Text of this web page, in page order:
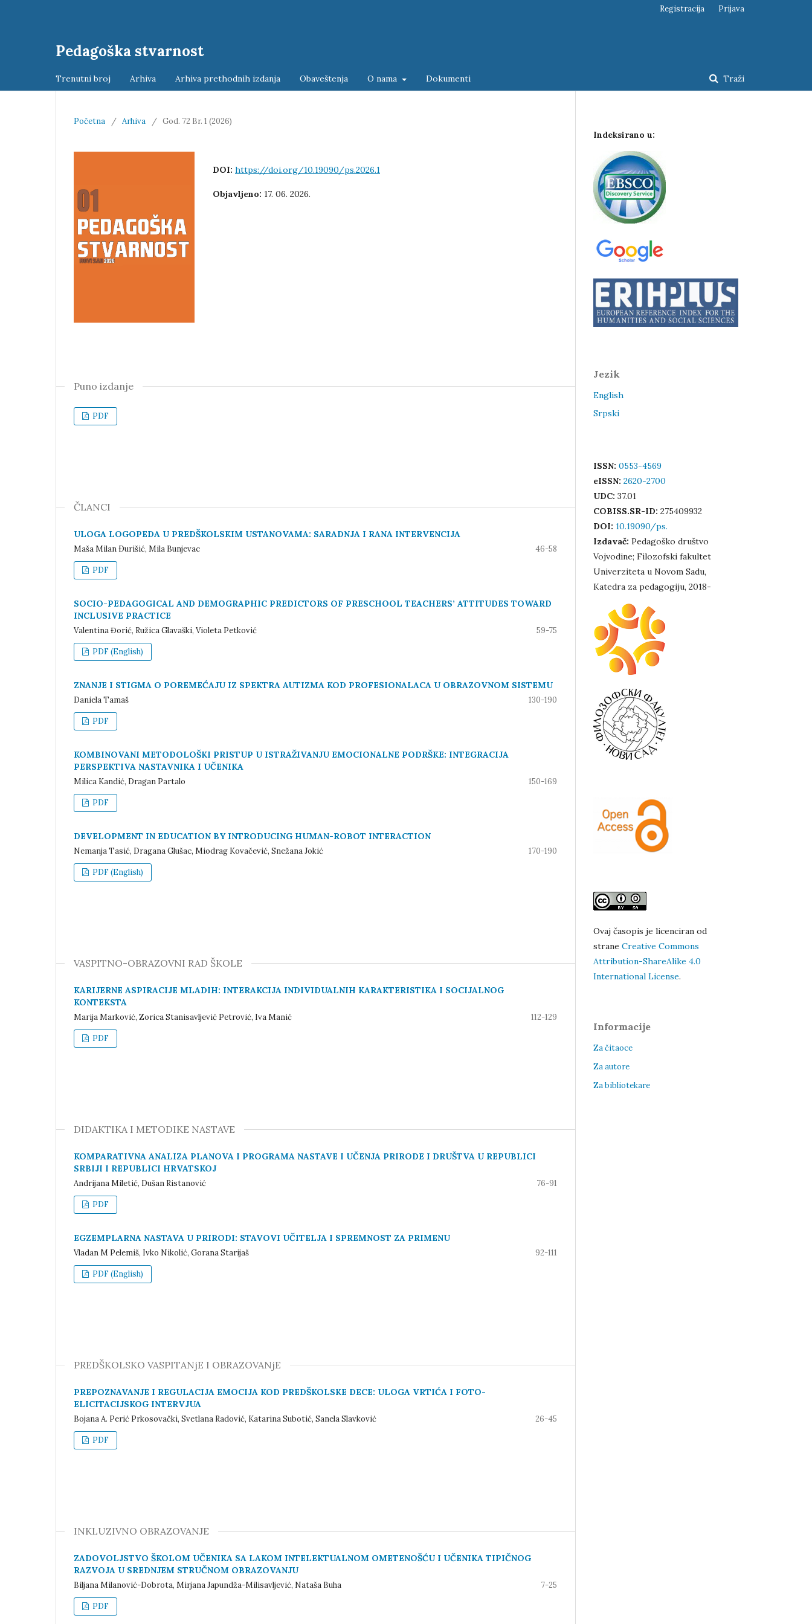
Pedagoška stvarnost
Trenutni broj Arhiva Arhiva prethodnih izdanja Obaveštenja O nama Dokumenti Traži
Registracija Prijava
Početna / Arhiva / God. 72 Br. 1 (2026)
DOI: https://doi.org/10.19090/ps.2026.1
Objavljeno: 17. 06. 2026.
Puno izdanje
PDF
ČLANCI
ULOGA LOGOPEDA U PREDŠKOLSKIM USTANOVAMA: SARADNJA I RANA INTERVENCIJA
Maša Milan Ðurišić, Mila Bunjevac 46-58
PDF
SOCIO-PEDAGOGICAL AND DEMOGRAPHIC PREDICTORS OF PRESCHOOL TEACHERS’ ATTITUDES TOWARD
INCLUSIVE PRACTICE
Valentina Đorić, Ružica Glavaški, Violeta Petković 59-75
PDF (English)
ZNANJE I STIGMA O POREMEĆAJU IZ SPEKTRA AUTIZMA KOD PROFESIONALACA U OBRAZOVNOM SISTEMU
Daniela Tamaš 130-190
PDF
KOMBINOVANI METODOLOŠKI PRISTUP U ISTRAŽIVANJU EMOCIONALNE PODRŠKE: INTEGRACIJA
PERSPEKTIVA NASTAVNIKA I UČENIKA
Milica Kandić, Dragan Partalo 150-169
PDF
DEVELOPMENT IN EDUCATION BY INTRODUCING HUMAN-ROBOT INTERACTION
Nemanja Tasić, Dragana Glušac, Miodrag Kovačević, Snežana Jokić 170-190
PDF (English)
VASPITNO-OBRAZOVNI RAD ŠKOLE
KARIJERNE ASPIRACIJE MLADIH: INTERAKCIJA INDIVIDUALNIH KARAKTERISTIKA I SOCIJALNOG
KONTEKSTA
Marija Marković, Zorica Stanisavljević Petrović, Iva Manić 112-129
PDF
DIDAKTIKA I METODIKE NASTAVE
KOMPARATIVNA ANALIZA PLANOVA I PROGRAMA NASTAVE I UČENJA PRIRODE I DRUŠTVA U REPUBLICI
SRBIJI I REPUBLICI HRVATSKOJ
Andrijana Miletić, Dušan Ristanović 76-91
PDF
EGZEMPLARNA NASTAVA U PRIRODI: STAVOVI UČITELJA I SPREMNOST ZA PRIMENU
Vladan M Pelemiš, Ivko Nikolić, Gorana Starijaš 92-111
PDF (English)
PREDŠKOLSKO VASPITANјE I OBRAZOVANјE
PREPOZNAVANJE I REGULACIJA EMOCIJA KOD PREDŠKOLSKE DECE: ULOGA VRTIĆA I FOTO-
ELICITACIJSKOG INTERVJUA
Bojana A. Perić Prkosovački, Svetlana Radović, Katarina Subotić, Sanela Slavković 26-45
PDF
INKLUZIVNO OBRAZOVANJE
ZADOVOLJSTVO ŠKOLOM UČENIKA SA LAKOM INTELEKTUALNOM OMETENOŠĆU I UČENIKA TIPIČNOG
RAZVOJA U SREDNJEM STRUČNOM OBRAZOVANJU
Biljana Milanović-Dobrota, Mirjana Japundža-Milisavljević, Nataša Buha 7-25
PDF
Indeksirano u:
Jezik
English
Srpski
ISSN: 0553-4569
eISSN: 2620-2700
UDC: 37.01
COBISS.SR-ID: 275409932
DOI: 10.19090/ps.
Izdavač: Pedagoško društvo
Vojvodine; Filozofski fakultet
Univerziteta u Novom Sadu,
Katedra za pedagogiju, 2018-
Ovaj časopis je licenciran od
strane Creative Commons
Attribution-ShareAlike 4.0
International License.
Informacije
Za čitaoce
Za autore
Za bibliotekare